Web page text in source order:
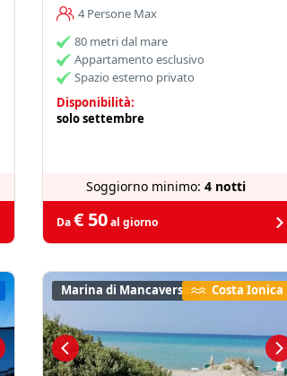
4 Persone Max
80 metri dal mare
Appartamento esclusivo
Spazio esterno privato
Disponibilità:
solo settembre
Soggiorno minimo: 4 notti
Da€ 50al giorno
Marina di Mancaversa Costa Ionica